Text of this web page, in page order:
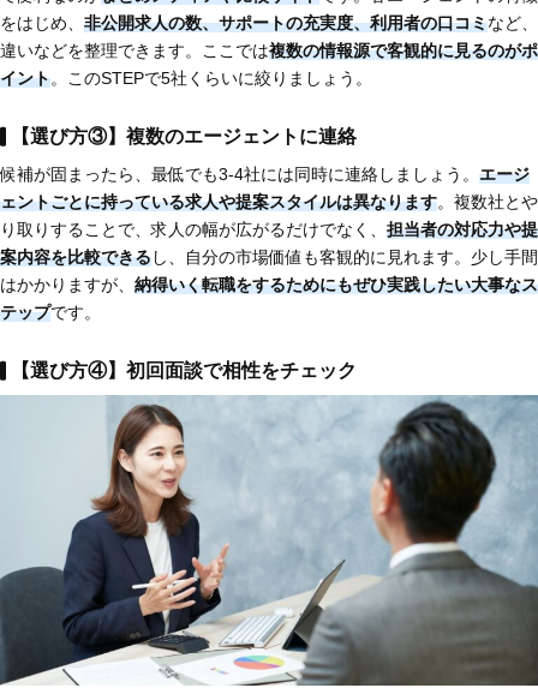
をはじめ、 非公開求人の数、サポートの充実度、利用者の口コミなど、
違いなどを整理できます。ここでは複数の情報源で客観的に見るのがポ
イント。このSTEPで5社くらいに絞りましょう。
【選び方③】複数のエージェントに連絡
候補が固まったら、最低でも3-4社には同時に連絡しましょう。 エージ
ェントごとに持っている求人や提案スタイルは異なります。複数社とや
り取りすることで、求人の幅が広がるだけでなく、 担当者の対応力や提
案内容を比較できるし、自分の市場価値も客観的に見れます。少し手間
はかかりますが、 納得いく転職をするためにもぜひ実践したい大事なス
テップです。
【選び方④】初回面談で相性をチェック